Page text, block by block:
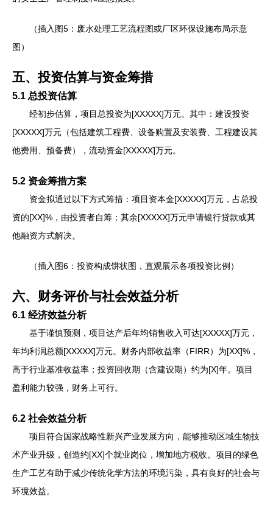
（插入图5：废水处理工艺流程图或厂区环保设施布局示意
图）
五、投资估算与资金筹措
5.1 总投资估算
经初步估算，项目总投资为[XXXXX]万元。其中：建设投资
[XXXXX]万元（包括建筑工程费、设备购置及安装费、工程建设其
他费用、预备费），流动资金[XXXXX]万元。
5.2 资金筹措方案
资金拟通过以下方式筹措：项目资本金[XXXXX]万元，占总投
资的[XX]%，由投资者自筹；其余[XXXXX]万元申请银行贷款或其
他融资方式解决。
（插入图6：投资构成饼状图，直观展示各项投资比例）
六、财务评价与社会效益分析
6.1 经济效益分析
基于谨慎预测，项目达产后年均销售收入可达[XXXXX]万元，
年均利润总额[XXXXX]万元。财务内部收益率（FIRR）为[XX]%，
高于行业基准收益率；投资回收期（含建设期）约为[X]年。项目
盈利能力较强，财务上可行。
6.2 社会效益分析
项目符合国家战略性新兴产业发展方向，能够推动区域生物技
术产业升级，创造约[XX]个就业岗位，增加地方税收。项目的绿色
生产工艺有助于减少传统化学方法的环境污染，具有良好的社会与
环境效益。